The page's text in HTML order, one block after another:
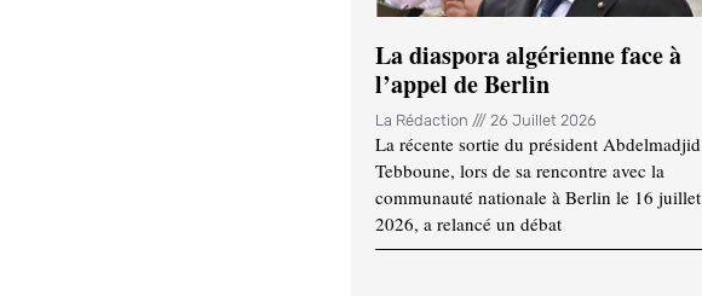
La diaspora algérienne face à
l’appel de Berlin
La Rédaction 26 Juillet 2026
La récente sortie du président Abdelmadjid
Tebboune, lors de sa rencontre avec la
communauté nationale à Berlin le 16 juillet
2026, a relancé un débat